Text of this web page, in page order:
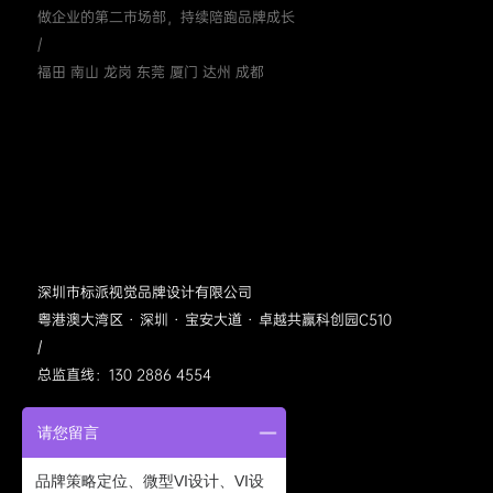
做企业的第二市场部，持续陪跑品牌成长
/
福田 南山 龙岗 东莞 厦门 达州 成都
深圳市标派视觉品牌设计有限公司
粤港澳大湾区 · 深圳 · 宝安大道 · 卓越共赢科创园C510
/
总监直线：130 2886 4554
请您留言
品牌策略定位、微型VI设计、VI设